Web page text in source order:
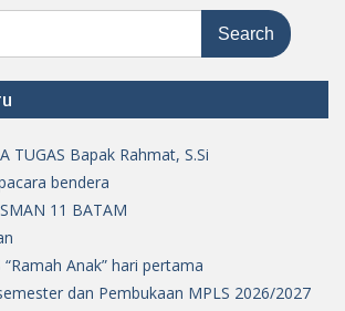
TUGAS Bapak Rahmat, S.Si
bendera
11 BATAM
Anak” hari pertama
dan Pembukaan MPLS 2026/2027